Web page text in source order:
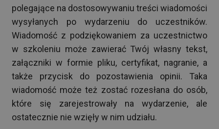
polegające na dostosowywaniu treści wiadomości
wysyłanych po wydarzeniu do uczestników.
Wiadomość z podziękowaniem za uczestnictwo
w szkoleniu może zawierać Twój własny tekst,
załączniki w formie pliku, certyfikat, nagranie, a
także przycisk do pozostawienia opinii. Taka
wiadomość może też zostać rozesłana do osób,
które się zarejestrowały na wydarzenie, ale
ostatecznie nie wzięły w nim udziału.